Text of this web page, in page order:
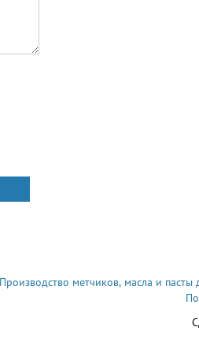
Производство метчиков, масла и пасты